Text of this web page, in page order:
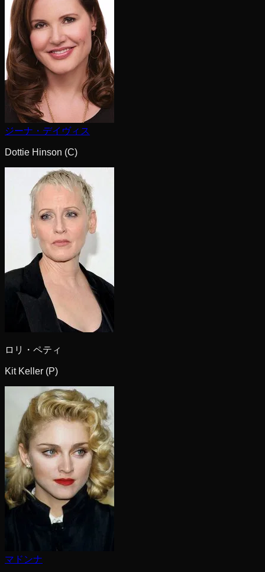
ジーナ・デイヴィス
Dottie Hinson (C)
ロリ・ペティ
Kit Keller (P)
マドンナ